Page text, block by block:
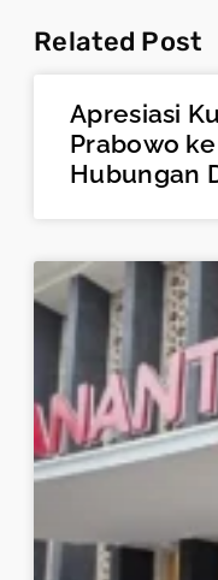
Related Post
Apresiasi
Prabowo
Hubungan